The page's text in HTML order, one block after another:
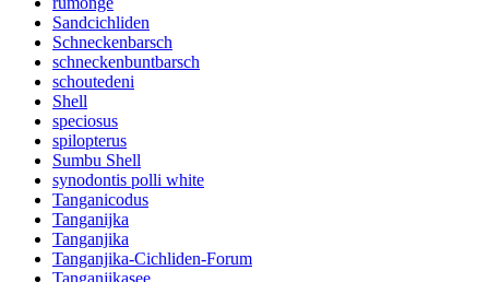
Sandcichliden
Schneckenbarsch
schneckenbuntbarsch
schoutedeni
Shell
speciosus
spilopterus
Sumbu Shell
synodontis polli white
Tanganicodus
Tanganijka
Tanganjika
Tanganjika-Cichliden-Forum